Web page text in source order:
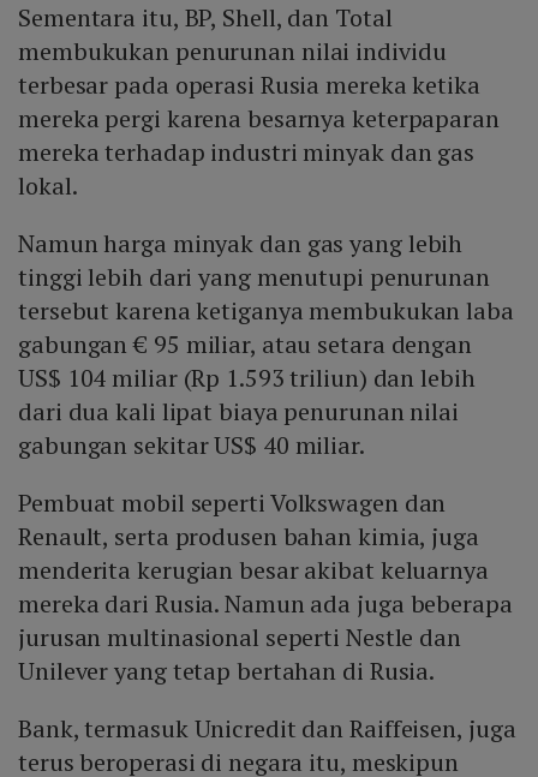
Sementara itu, BP, Shell, dan Total
membukukan penurunan nilai individu
terbesar pada operasi Rusia mereka ketika
mereka pergi karena besarnya keterpaparan
mereka terhadap industri minyak dan gas
lokal.
Namun harga minyak dan gas yang lebih
tinggi lebih dari yang menutupi penurunan
tersebut karena ketiganya membukukan laba
gabungan € 95 miliar, atau setara dengan
US$ 104 miliar (Rp 1.593 triliun) dan lebih
dari dua kali lipat biaya penurunan nilai
gabungan sekitar US$ 40 miliar.
Pembuat mobil seperti Volkswagen dan
Renault, serta produsen bahan kimia, juga
menderita kerugian besar akibat keluarnya
mereka dari Rusia. Namun ada juga beberapa
jurusan multinasional seperti Nestle dan
Unilever yang tetap bertahan di Rusia.
Bank, termasuk Unicredit dan Raiffeisen, juga
terus beroperasi di negara itu, meskipun